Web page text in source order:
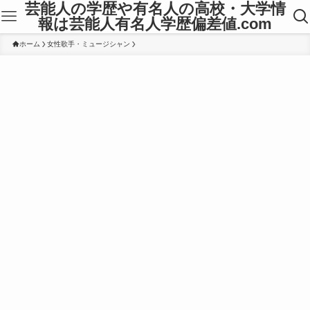
芸能人の学歴や有名人の高校・大学情
報は芸能人有名人学歴偏差値.com
ホーム 女性歌手・ミュージシャン